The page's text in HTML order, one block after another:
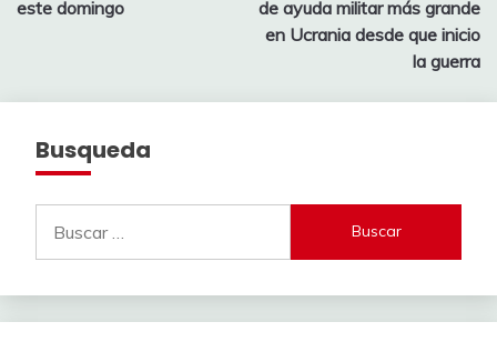
este domingo
de ayuda militar más grande
en Ucrania desde que inicio
la guerra
Busqueda